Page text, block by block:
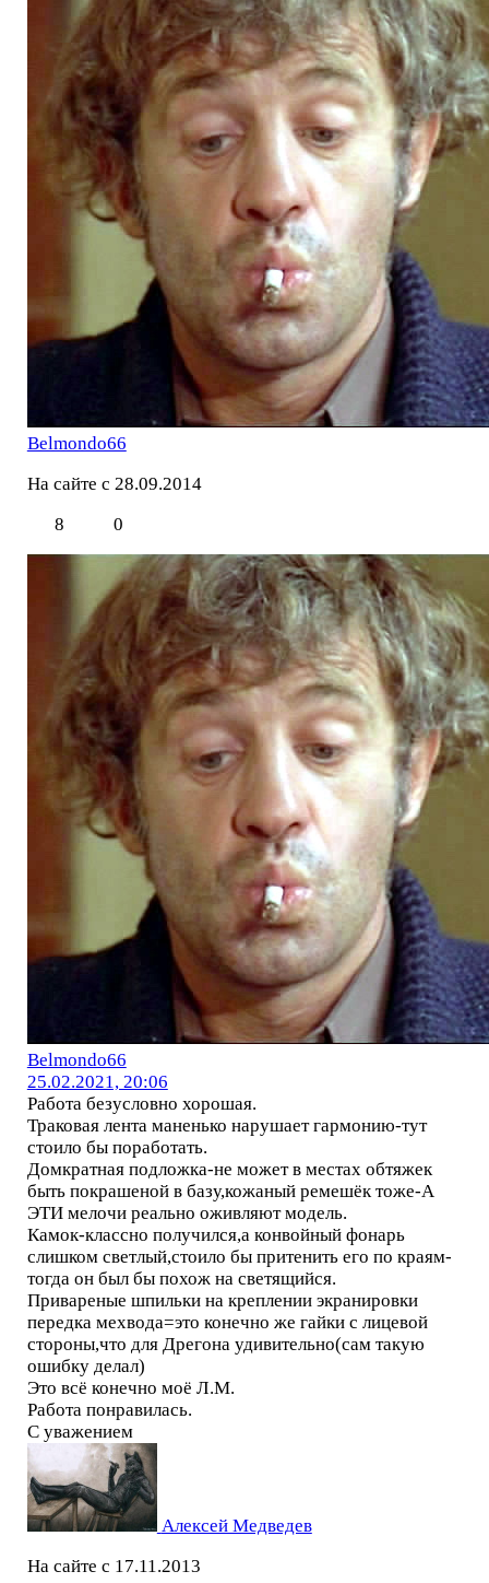
Belmondo66
На сайте с 28.09.2014
8
0
Belmondo66
25.02.2021, 20:06
Работа безусловно хорошая.
Траковая лента маненько нарушает гармонию-тут
стоило бы поработать.
Домкратная подложка-не может в местах обтяжек
быть покрашеной в базу,кожаный ремешёк тоже-А
ЭТИ мелочи реально оживляют модель.
Камок-классно получился,а конвойный фонарь
слишком светлый,стоило бы притенить его по краям-
тогда он был бы похож на светящийся.
Привареные шпильки на креплении экранировки
передка мехвода=это конечно же гайки с лицевой
стороны,что для Дрегона удивительно(сам такую
ошибку делал)
Это всё конечно моё Л.М.
Работа понравилась.
С уважением
Алексей Медведев
На сайте с 17.11.2013